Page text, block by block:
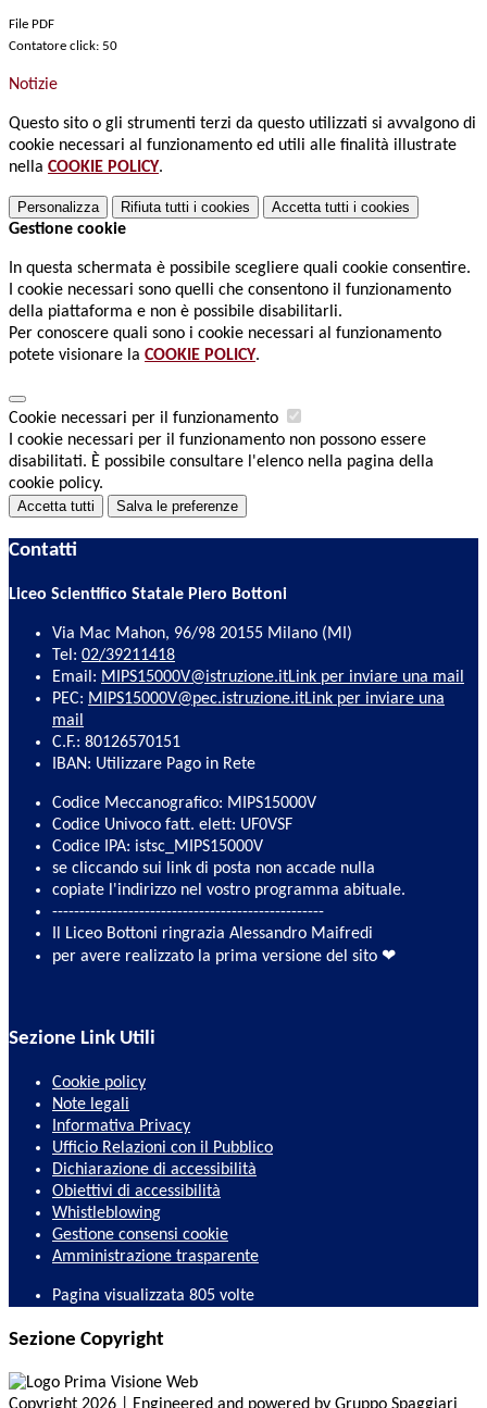
File PDF
Contatore click: 50
Notizie
Questo sito o gli strumenti terzi da questo utilizzati si avvalgono di
cookie necessari al funzionamento ed utili alle finalità illustrate
nella COOKIE POLICY.
Personalizza Rifiuta tutti i cookies Accetta tutti i cookies
Gestione cookie
In questa schermata è possibile scegliere quali cookie consentire.
I cookie necessari sono quelli che consentono il funzionamento
della piattaforma e non è possibile disabilitarli.
Per conoscere quali sono i cookie necessari al funzionamento
potete visionare la COOKIE POLICY.
Cookie necessari per il funzionamento
I cookie necessari per il funzionamento non possono essere
disabilitati. È possibile consultare l'elenco nella pagina della
cookie policy.
Accetta tutti Salva le preferenze
Contatti
Liceo Scientifico Statale Piero Bottoni
Via Mac Mahon, 96/98 20155 Milano (MI)
Tel: 02/39211418
Email: MIPS15000V@istruzione.itLink per inviare una mail
PEC: MIPS15000V@pec.istruzione.itLink per inviare una
mail
C.F.: 80126570151
IBAN: Utilizzare Pago in Rete
Codice Meccanografico: MIPS15000V
Codice Univoco fatt. elett: UF0VSF
Codice IPA: istsc_MIPS15000V
se cliccando sui link di posta non accade nulla
copiate l'indirizzo nel vostro programma abituale.
--------------------------------------------------
Il Liceo Bottoni ringrazia Alessandro Maifredi
per avere realizzato la prima versione del sito ❤
Sezione Link Utili
Cookie policy
Note legali
Informativa Privacy
Ufficio Relazioni con il Pubblico
Dichiarazione di accessibilità
Obiettivi di accessibilità
Whistleblowing
Gestione consensi cookie
Amministrazione trasparente
Pagina visualizzata 805 volte
Sezione Copyright